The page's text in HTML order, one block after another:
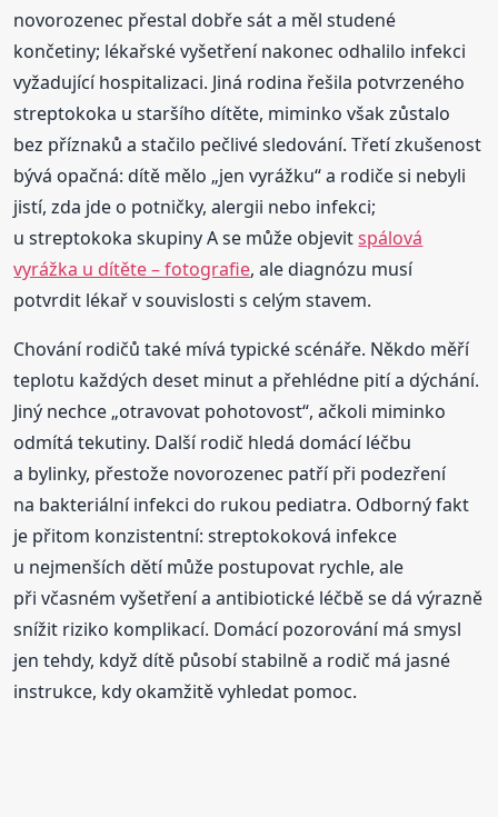
novorozenec přestal dobře sát a měl studené
končetiny; lékařské vyšetření nakonec odhalilo infekci
vyžadující hospitalizaci. Jiná rodina řešila potvrzeného
streptokoka u staršího dítěte, miminko však zůstalo
bez příznaků a stačilo pečlivé sledování. Třetí zkušenost
bývá opačná: dítě mělo „jen vyrážku“ a rodiče si nebyli
jistí, zda jde o potničky, alergii nebo infekci;
u streptokoka skupiny A se může objevitspálová
vyrážka u dítěte – fotografie, ale diagnózu musí
potvrdit lékař v souvislosti s celým stavem.
Chování rodičů také mívá typické scénáře. Někdo měří
teplotu každých deset minut a přehlédne pití a dýchání.
Jiný nechce „otravovat pohotovost“, ačkoli miminko
odmítá tekutiny. Další rodič hledá domácí léčbu
a bylinky, přestože novorozenec patří při podezření
na bakteriální infekci do rukou pediatra. Odborný fakt
je přitom konzistentní: streptokoková infekce
u nejmenších dětí může postupovat rychle, ale
při včasném vyšetření a antibiotické léčbě se dá výrazně
snížit riziko komplikací. Domácí pozorování má smysl
jen tehdy, když dítě působí stabilně a rodič má jasné
instrukce, kdy okamžitě vyhledat pomoc.